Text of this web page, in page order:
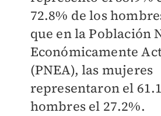
72.8% de los
que en la Población
Económicamente
(PNEA), las mujeres
representaron el
hombres el 27.2%.